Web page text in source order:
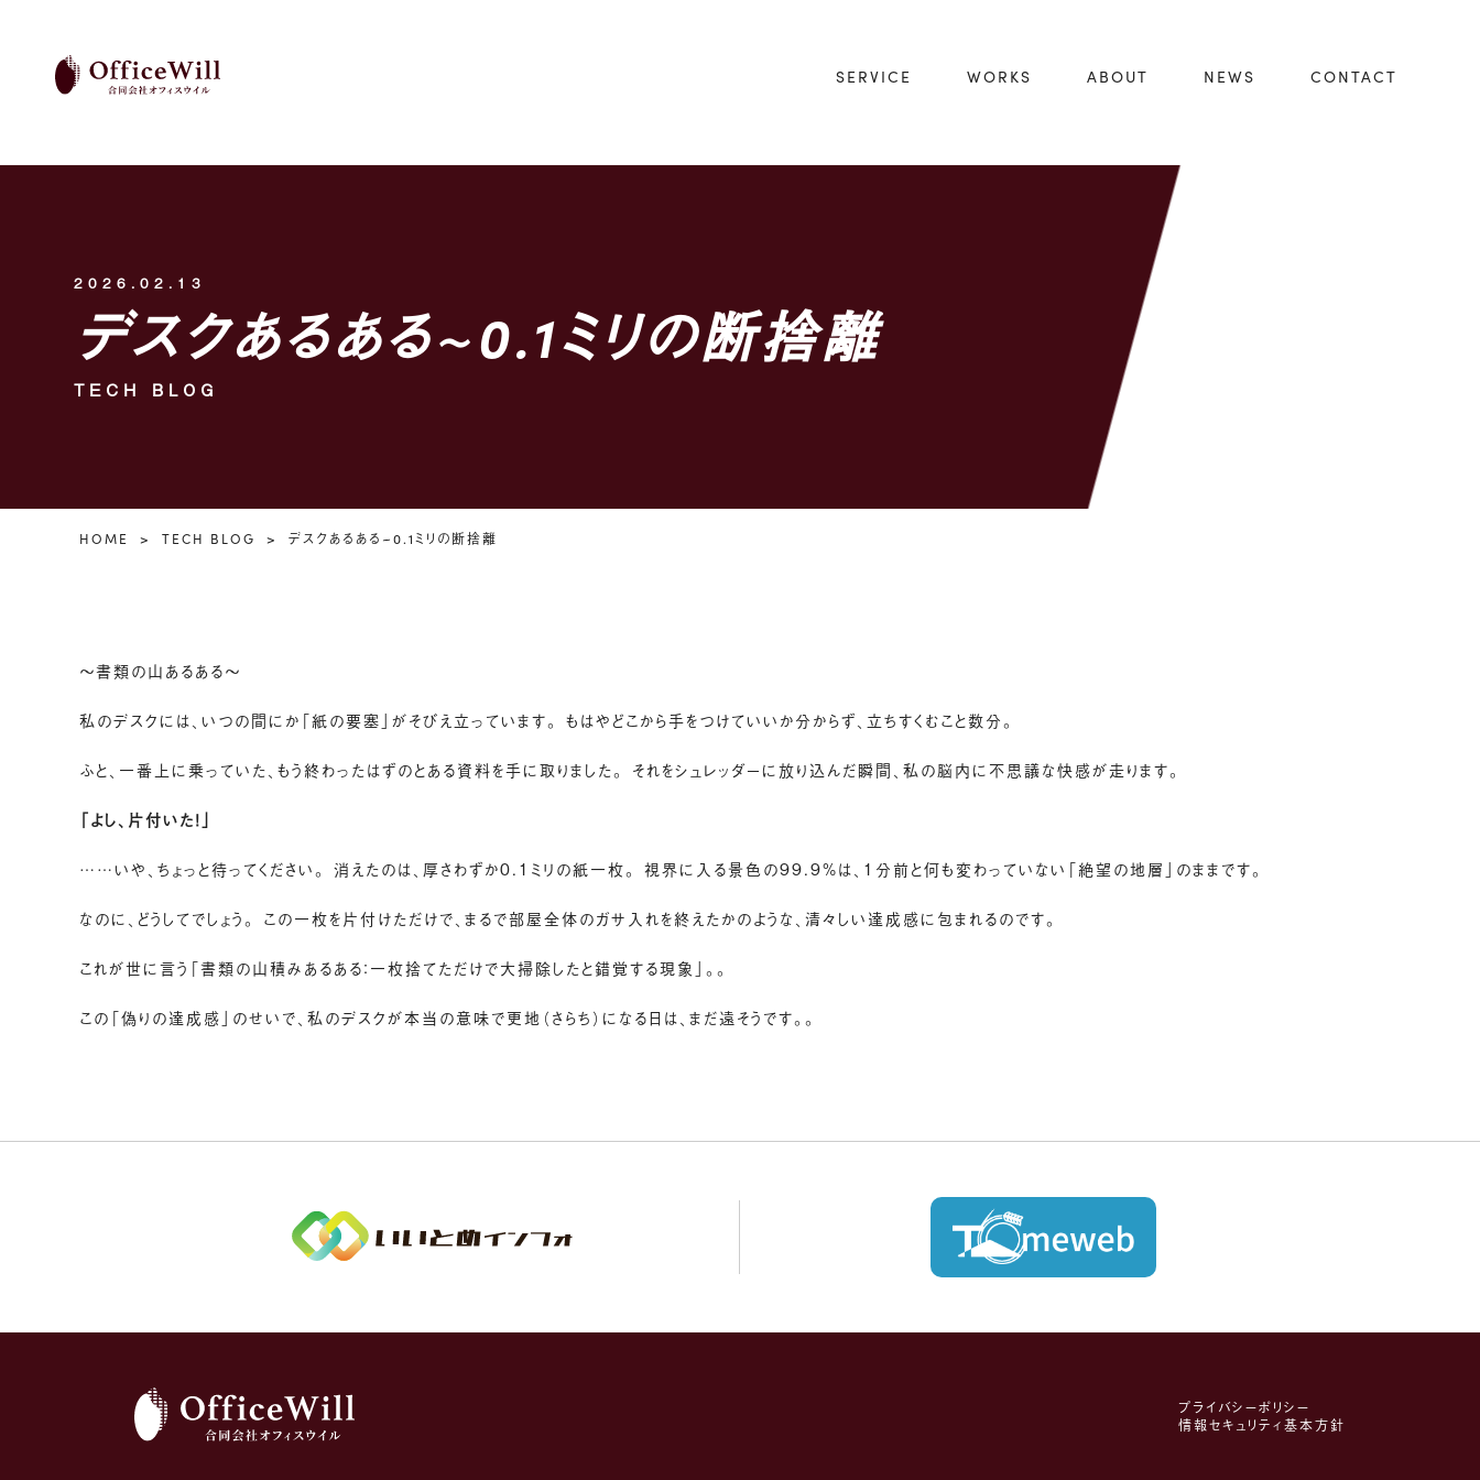
SERVICE WORKS ABOUT NEWS CONTACT
2026.02.13
デスクあるある~0.1ミリの断捨離
TECH BLOG
HOME TECH BLOG デスクあるある~0.1ミリの断捨離
〜書類の山あるある〜
私のデスクには、いつの間にか「紙の要塞」がそびえ立っています。 もはやどこから手をつけていいか分からず、立ちすくむこと数分。
ふと、一番上に乗っていた、もう終わったはずのとある資料を手に取りました。 それをシュレッダーに放り込んだ瞬間、私の脳内に不思議な快感が走ります。
「よし、片付いた！」
……いや、ちょっと待ってください。 消えたのは、厚さわずか0.1ミリの紙一枚。 視界に入る景色の99.9%は、1分前と何も変わっていない「絶望の地層」のままです。
なのに、どうしてでしょう。 この一枚を片付けただけで、まるで部屋全体のガサ入れを終えたかのような、清々しい達成感に包まれるのです。
これが世に言う「書類の山積みあるある：一枚捨てただけで大掃除したと錯覚する現象」。。
この「偽りの達成感」のせいで、私のデスクが本当の意味で更地（さらち）になる日は、まだ遠そうです。。
プライバシーポリシー
情報セキュリティ基本方針